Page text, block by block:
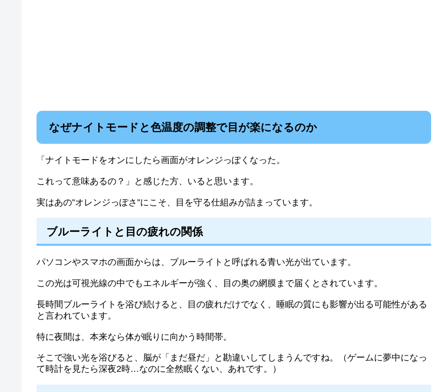
なぜナイトモードと色温度の調整で目が楽になるのか
「ナイトモードをオンにしたら画面がオレンジっぽくなった。
これって意味あるの？」と感じた方、いると思います。
実はあの”オレンジっぽさ”にこそ、目を守る仕組みが詰まっています。
ブルーライトと目の疲れの関係
パソコンやスマホの画面からは、ブルーライトと呼ばれる青い光が出ています。
この光は可視光線の中でもエネルギーが強く、目の奥の網膜まで届くとされています。
長時間ブルーライトを浴び続けると、目の疲れだけでなく、睡眠の質にも影響が出る可能性がある
と言われています。
特に夜間は、本来なら体が眠りに向かう時間帯。
そこで強い光を浴びると、脳が「まだ昼だ」と勘違いしてしまうんですね。（ゲームに夢中になっ
て時計を見たら深夜2時…なのに全然眠くない、あれです。）